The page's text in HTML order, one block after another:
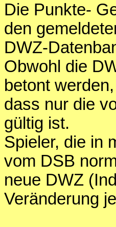
Die Punkte-
den
DWZ-
Obwohl die
betont werden,
dass nur die
gültig ist.
Spieler, die in
vom DSB
neue DWZ
Veränderung